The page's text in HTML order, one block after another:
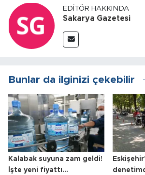
EDITÖR HAKKINDA
Sakarya Gazetesi
Bunlar da ilginizi çekebilir
Kalabak suyuna zam geldi!
İşte yeni fiyattı...